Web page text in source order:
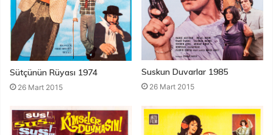
Sütçünün Rüyası 1974
26 Mart 2015
Suskun Duvarlar 1985
26 Mart 2015